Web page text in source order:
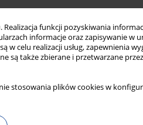
funkcji pozyskiwania
informacje oraz zapisywanie w
w celu realizacji usług, zapewnienia
są także zbierane i przetwarzane
stosowania plików cookies w